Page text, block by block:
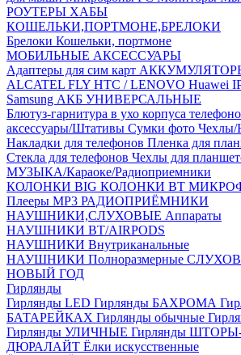
РОУТЕРЫ ХАБЫ
КОШЕЛЬКИ,ПОРТМОНЕ,БРЕЛОКИ
Брелоки Кошельки, портмоне
МОБИЛЬНЫЕ АКСЕССУАРЫ
Адаптеры для сим карт
ALCATEL FLY HTC / LENOVO Huawei
Samsung АКБ УНИВЕРСАЛЬНЫЕ
Блютуз-гарнитура в ухо корпуса
аксессуары/Штативы Сумки фото Чехлы/
Накладки для телефонов Пленка для
Стекла для телефонов Чехлы для
МУЗЫКА/Караоке/Радиоприемники
КОЛОНКИ BIG КОЛОНКИ BT
Плееры MP3 РАДИОПРИЁМНИКИ
НАУШНИКИ,СЛУХОВЫЕ Аппараты
НАУШНИКИ BT/AIRPODS
НАУШНИКИ Внутриканальные
НАУШНИКИ Полноразмерные
НОВЫЙ ГОД
Гирлянды
Гирлянды LED Гирлянды БАХРОМА
БАТАРЕЙКАХ Гирлянды обычные
Гирлянды УЛИЧНЫЕ Гирлянды
ДЮРАЛАЙТ Ёлки искусственные